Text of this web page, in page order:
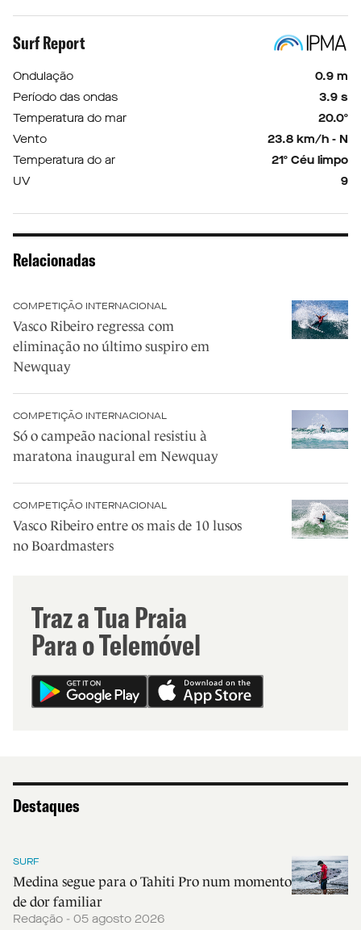
Surf Report
Ondulação
0.9 m
Período das ondas
3.9 s
Temperatura do mar
20.0º
Vento
23.8 km/h - N
Temperatura do ar
21º Céu limpo
UV
9
Relacionadas
COMPETIÇÃO INTERNACIONAL
Vasco Ribeiro regressa com
eliminação no último suspiro em
Newquay
COMPETIÇÃO INTERNACIONAL
Só o campeão nacional resistiu à
maratona inaugural em Newquay
COMPETIÇÃO INTERNACIONAL
Vasco Ribeiro entre os mais de 10 lusos
no Boardmasters
Traz a Tua Praia
Para o Telemóvel
Destaques
SURF
Medina segue para o Tahiti Pro num momento
de dor familiar
Redação - 05 agosto 2026